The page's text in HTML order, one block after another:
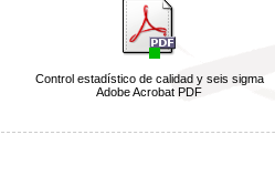
Control estadístico de calidad y seis sigma
Adobe Acrobat PDF